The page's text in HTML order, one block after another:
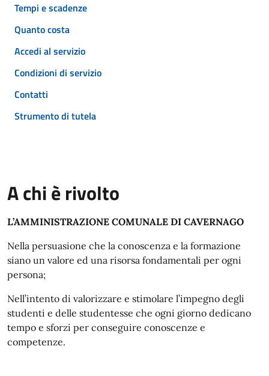
Tempi e scadenze
Quanto costa
Accedi al servizio
Condizioni di servizio
Contatti
Strumento di tutela
A chi è rivolto
L’AMMINISTRAZIONE COMUNALE DI CAVERNAGO
Nella persuasione che la conoscenza e la formazione
siano un valore ed una risorsa fondamentali per ogni
persona;
Nell’intento di valorizzare e stimolare l’impegno degli
studenti e delle studentesse che ogni giorno dedicano
tempo e sforzi per conseguire conoscenze e
competenze.